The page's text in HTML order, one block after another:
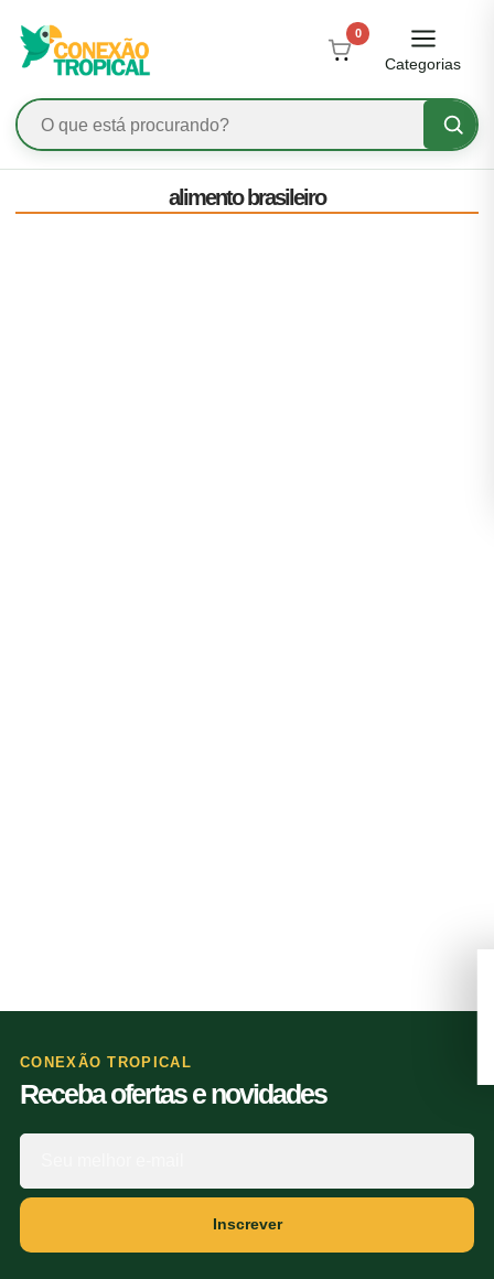
0
Categorias
alimento brasileiro
CONEXÃO TROPICAL
Receba ofertas e novidades
Inscrever